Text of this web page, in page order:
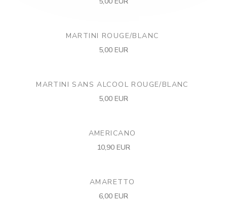
MARTINI ROUGE/BLANC
5,00 EUR
MARTINI SANS ALCOOL ROUGE/BLANC
5,00 EUR
AMERICANO
10,90 EUR
AMARETTO
6,00 EUR